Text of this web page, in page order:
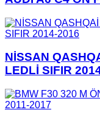
NİSSAN
LEDLİ SIFIR